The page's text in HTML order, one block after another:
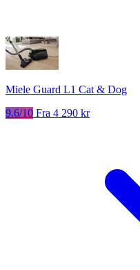
Miele Guard L1 Cat & Dog
9.6/10 Fra 4 290 kr